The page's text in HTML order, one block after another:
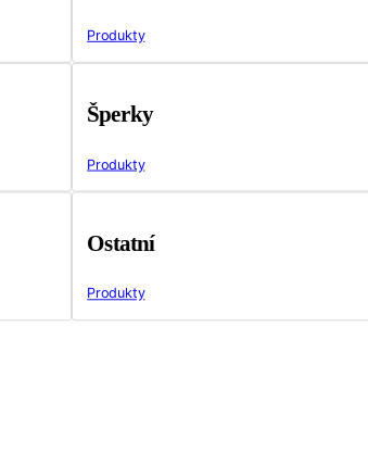
Produkty
Šperky
Produkty
Ostatní
Produkty